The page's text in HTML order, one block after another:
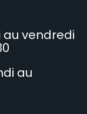
au vendredi
au